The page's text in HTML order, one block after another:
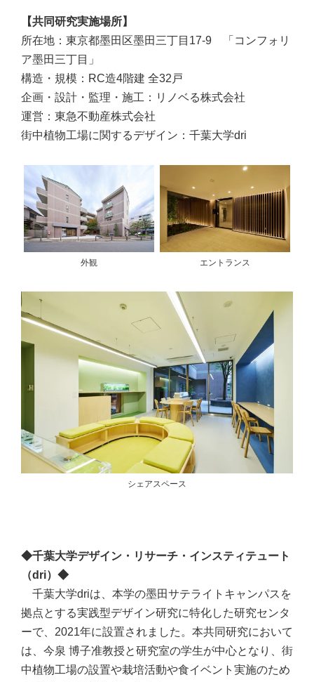
【共同研究実施場所】
所在地：東京都墨田区墨田三丁目17-9 「コンフォリ
ア墨田三丁目」
構造・規模：RC造4階建 全32戸
企画・設計・監理・施工：リノベる株式会社
運営：東急不動産株式会社
街中植物工場に関するデザイン：千葉大学dri
外観 エントランス
シェアスペース
◆千葉大学デザイン・リサーチ・インスティテュート
（dri）◆
千葉大学driは、本学の墨田サテライトキャンパスを
拠点とする実践型デザイン研究に特化した研究センタ
ーで、2021年に設置されました。本共同研究において
は、今泉 博子准教授と研究室の学生が中心となり、街
中植物工場の設置や栽培活動や食イベント実施のため